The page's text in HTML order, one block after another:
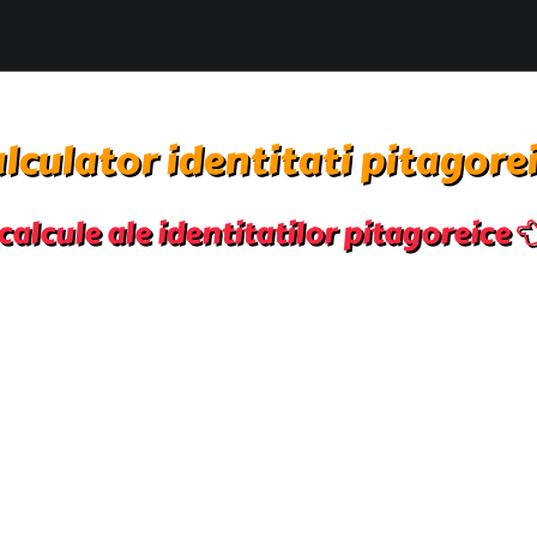
identitati
ale identitatilor pitagoreice